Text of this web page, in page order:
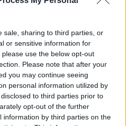
sale, sharing to third parties, or
or sensitive information for
use the below opt-out
Please note that after your
you may continue seeing
personal information utilized by
to third parties prior to
opt-out of the further
information by third parties on the
ενεργειακή ασφάλεια, οι
και η βιομηχανική της
2026
ευρώ- Το